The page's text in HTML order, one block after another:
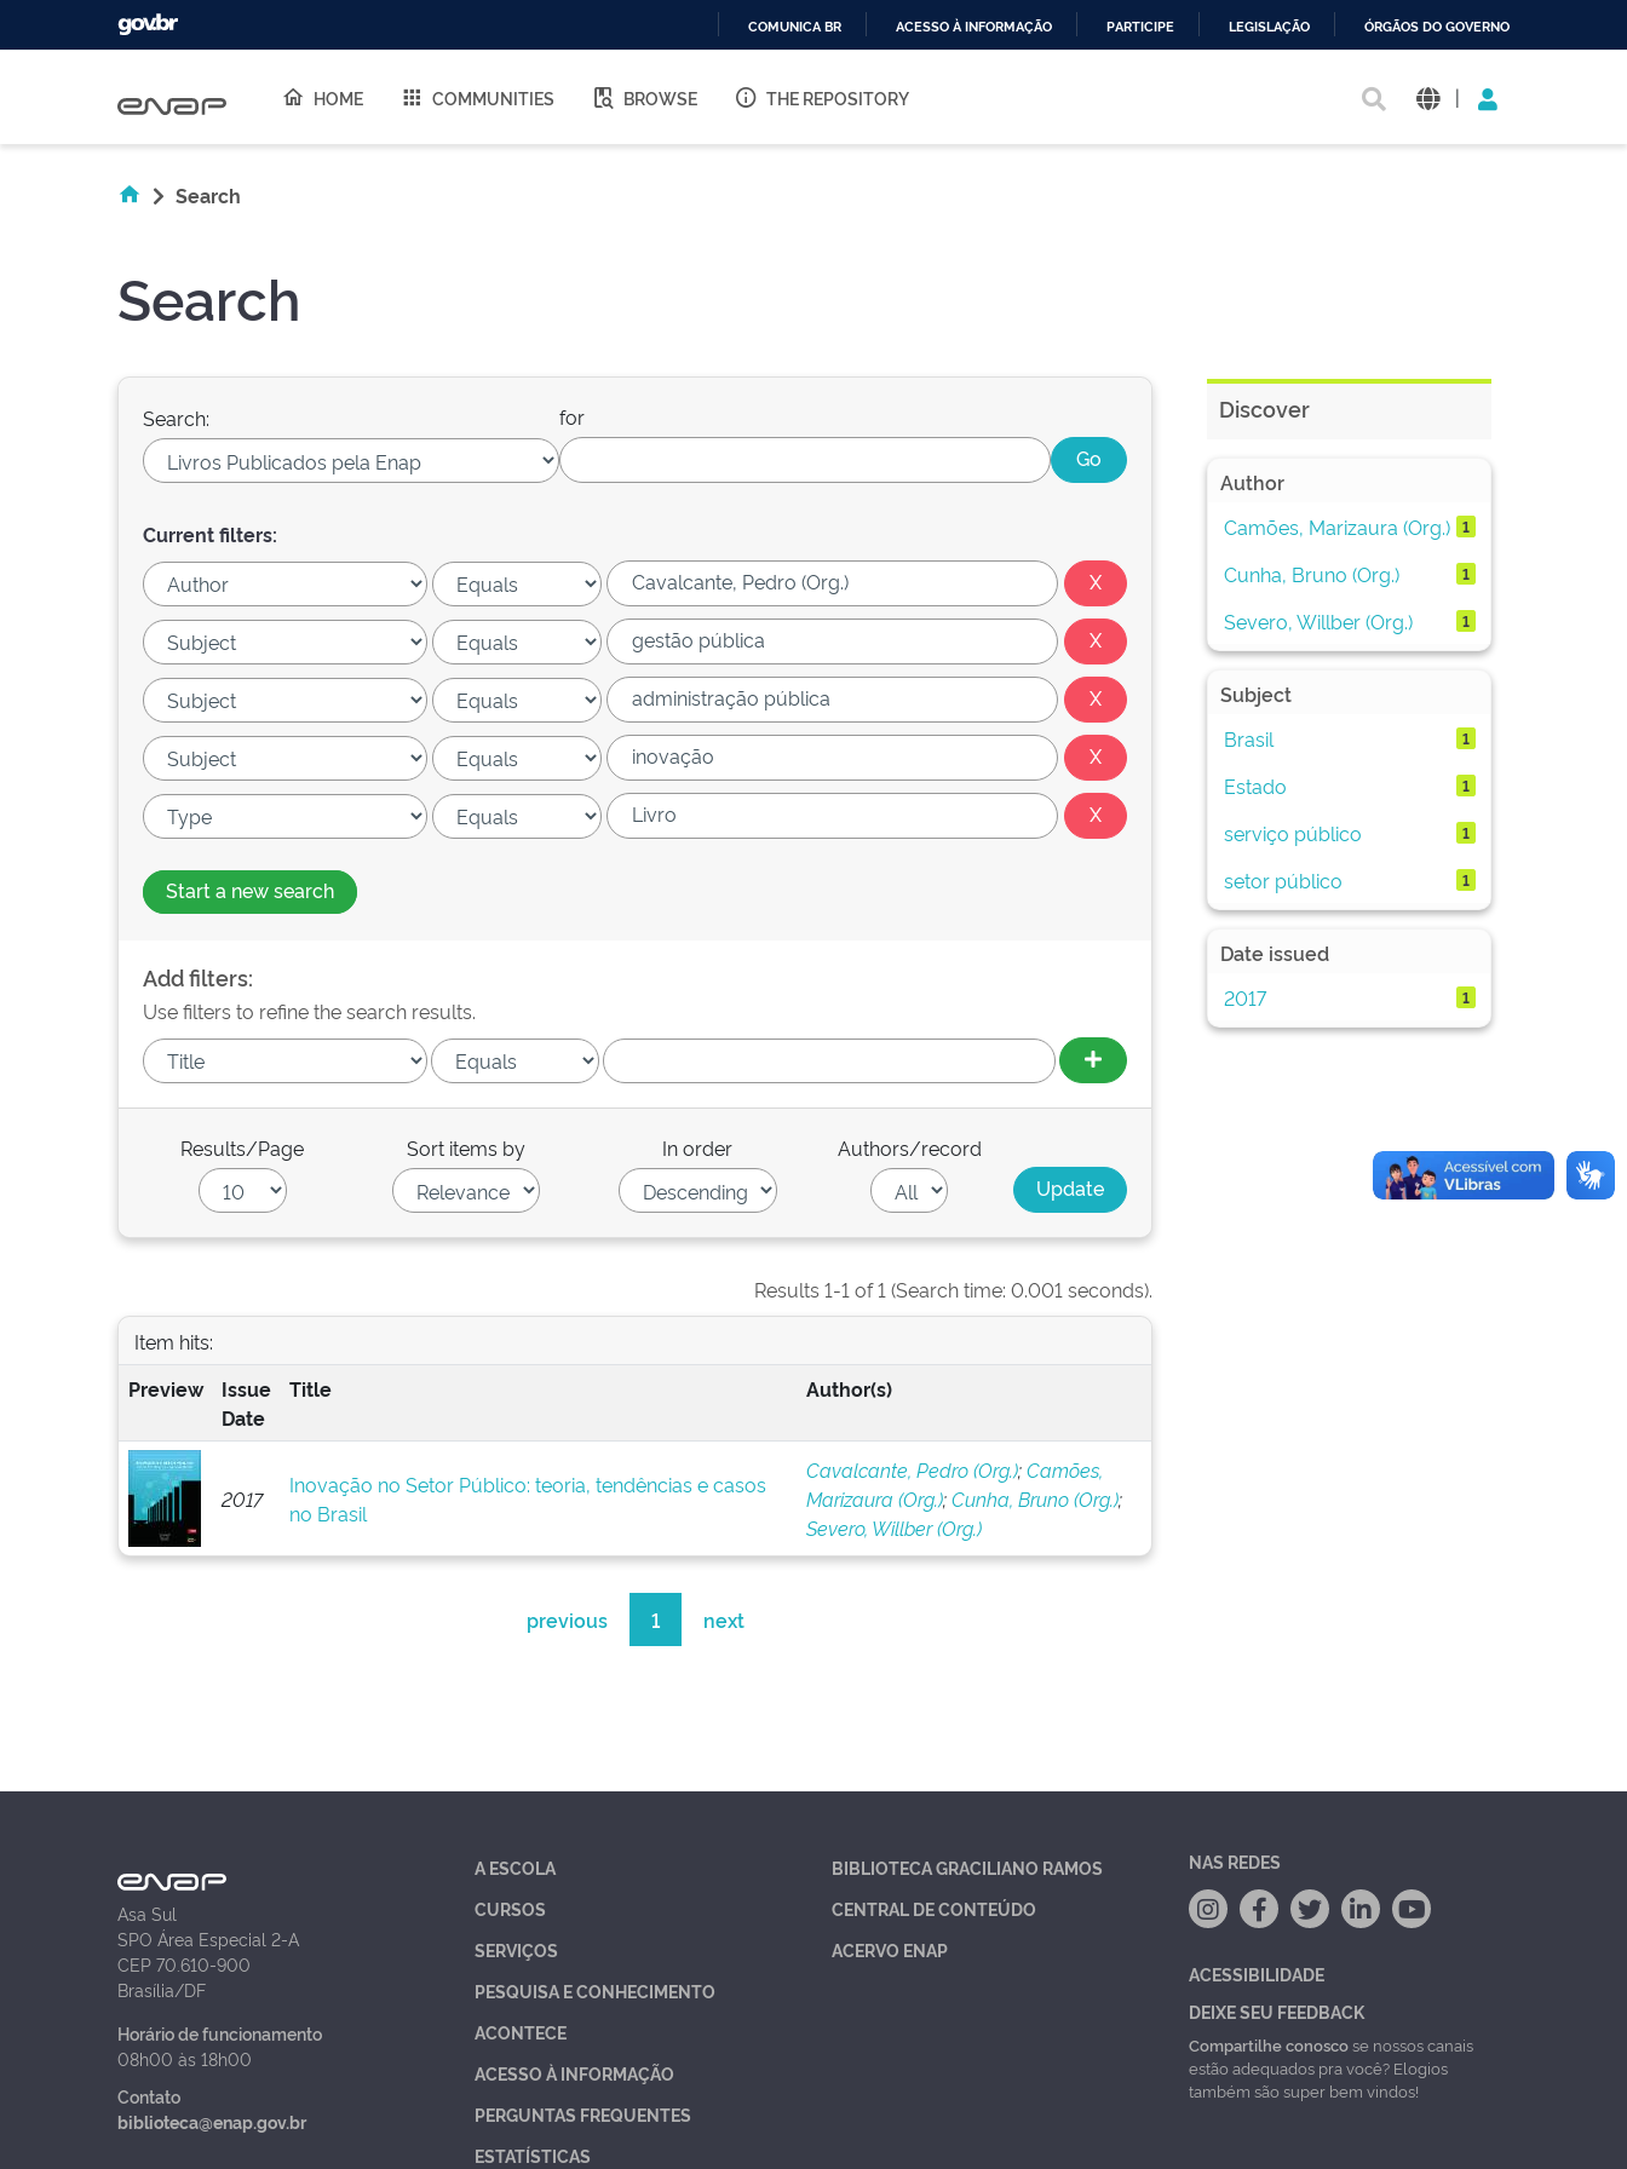
O
COMUNICA BR ACESSO À INFORMAÇÃO PARTICIPE LEGISLAÇÃO ÓRGÃOS DO GOVERNO
HOME COMMUNITIES BROWSE THE REPOSITORY |
Search
Search
Search: for
Current filters:
Start a new search
Add filters:
Use filters to refine the search results.
Results/Page Sort items by In order Authors/record
Results 1-1 of 1 (Search time: 0.001 seconds).
Item hits:
Preview
Issue
Date
Title Author(s)
2017
Inovação no Setor Público: teoria, tendências e casos
no Brasil
Cavalcante, Pedro (Org.);Camões,
Marizaura (Org.);Cunha, Bruno (Org.);
Severo, Willber (Org.)
previous 1 next
Discover
Author
Camões, Marizaura (Org.)
1
Cunha, Bruno (Org.) 1
Severo, Willber (Org.) 1
Subject
Brasil
1
Estado 1
serviço público 1
setor público 1
Date issued
2017
1
Asa Sul
SPO Área Especial 2-A
CEP 70.610-900
Brasília/DF
Horário de funcionamento
08h00 às 18h00
Contato
biblioteca@enap.gov.br
A ESCOLA
CURSOS
SERVIÇOS
PESQUISA E CONHECIMENTO
ACONTECE
ACESSO À INFORMAÇÃO
PERGUNTAS FREQUENTES
ESTATÍSTICAS
BIBLIOTECA GRACILIANO RAMOS
CENTRAL DE CONTEÚDO
ACERVO ENAP
NAS REDES
ACESSIBILIDADE
DEIXE SEU FEEDBACK
Compartilhe conoscose nossos canais
estão adequados pra você? Elogios
também são super bem vindos!